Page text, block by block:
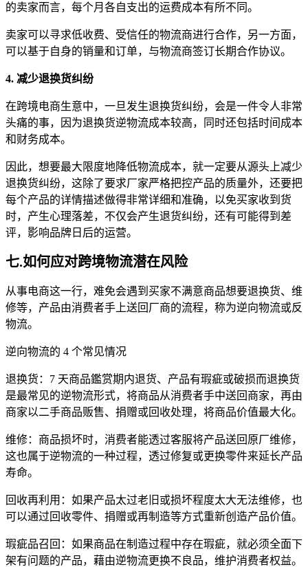
的卖家而言，每个月各自支出的运费成本有所不同。
卖家可以寻求低收费、受信任的物流商进行合作，另一方面，
可以基于自身的销量和订单，与物流商签订长期合作协议。
4. 减少退换货纠纷
在跨境电商生意中，一旦发生退换货纠纷，会是一件令人非常
头痛的事，因为退换货逆物流成本较高，同时还包括时间成本
和财务成本。
因此，想要最大限度地降低物流成本，就一定要从源头上减少
退换货纠纷，这除了要求厂家严格把控产品的质量外，还要把
每个产品的详情描述做得非常详细和准确，以免买家收到货
时，产生心理落差，不仅会产生退货纠纷，还有可能得到差
评，影响品牌日后的运营。
七.如何应对跨境物流潜在风险
从事电商这一行，难免会遇到买家不满意商品想要退换货、维
修等，产品由消费者手上送回厂商的流程，称为逆向物流或反
物流。
逆向物流的 4 个常见情况
退换货：7 天商品鑑赏期内退货、产品有瑕疵或破损而退换货
是最常见的逆物流形式，将商品从消费者手中送回商家，再由
商家以二手商品贩售、捐赠或回收处理，将商品价值最大化。
维修：商品损坏时，消费者能透过客服将产品送回原厂维修，
这也属于逆物流的一种过程，透过修复或更换零件来延长产品
寿命。
回收再利用：如果产品太过老旧或损坏程度太大无法维修，也
可以通过回收零件、捐赠或再制造等方式重新创造产品价值。
瑕疵品召回：如果商品在制造过程中存在瑕疵，就必须全面下
架有问题的产品，藉由逆物流更换不良品，维护消费者权益。